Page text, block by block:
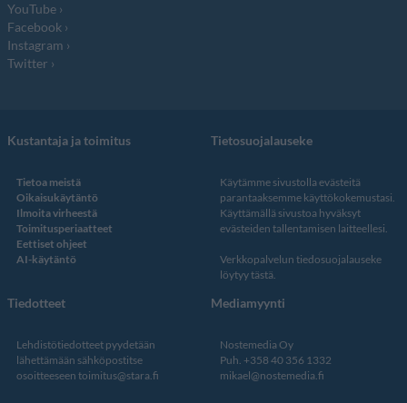
YouTube
Facebook
Instagram
Twitter
Kustantaja ja toimitus
Tietoa meistä
Oikaisukäytäntö
Ilmoita virheestä
Toimitusperiaatteet
Eettiset ohjeet
AI-käytäntö
Tietosuojalauseke
Käytämme sivustolla evästeitä
parantaaksemme käyttökokemustasi.
Käyttämällä sivustoa hyväksyt
evästeiden tallentamisen laitteellesi.
Verkkopalvelun tiedosuojalauseke
löytyy tästä.
Tiedotteet
Lehdistötiedotteet pyydetään
lähettämään sähköpostitse
osoitteeseen toimitus@stara.fi
Mediamyynti
Nostemedia Oy
Puh. +358 40 356 1332
mikael@nostemedia.fi